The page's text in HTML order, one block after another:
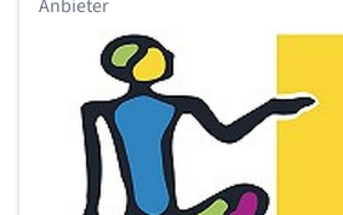
Anbieter